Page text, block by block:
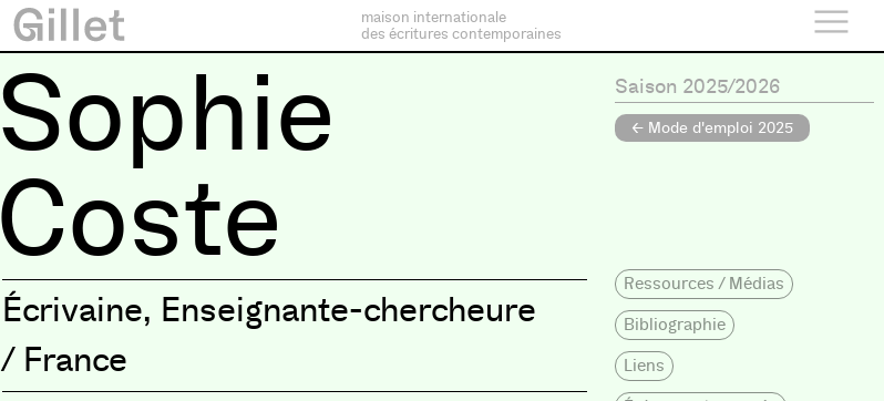
maison internationale
des écritures contemporaines
Sophie
Coste
Écrivaine, Enseignante-chercheure
/ France
Saison 2025/2026
← Mode d'emploi 2025
Ressources / Médias
Bibliographie
Liens